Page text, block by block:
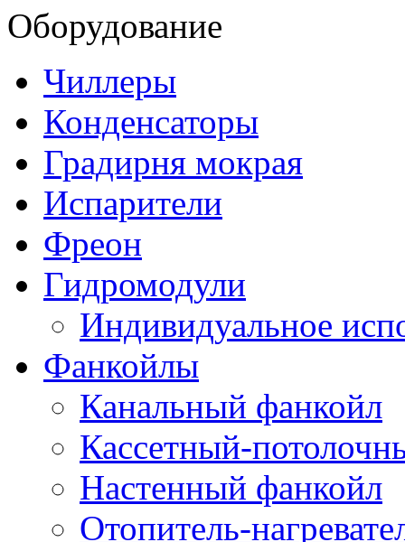
Оборудование
Чиллеры
Конденсаторы
Градирня мокрая
Испарители
Фреон
Гидромодули
Индивидуальное
Фанкойлы
Канальный фанкойл
Кассетный-
Настенный фанкойл
Отопитель-